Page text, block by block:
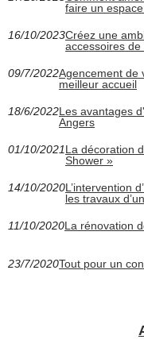
faire un
16/10/2023Créez une
accessoires de
09/7/2022Agencement de
meilleur accueil
18/6/2022Les avantages
Angers
01/10/2021La décoration
Shower »
14/10/2020L’intervention
les travaux
11/10/2020La rénovation
23/7/2020Tout pour un